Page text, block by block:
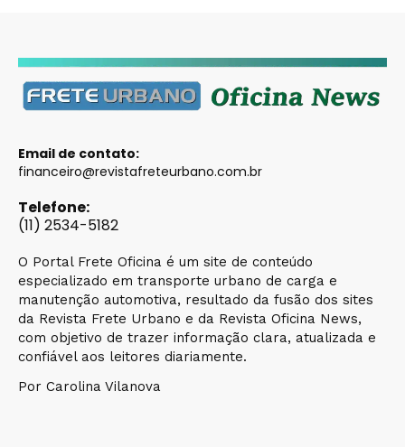
Email de contato:
financeiro@revistafreteurbano.com.br
Telefone:
(11) 2534-5182
O Portal Frete Oficina é um site de conteúdo
especializado em transporte urbano de carga e
manutenção automotiva, resultado da fusão dos sites
da Revista Frete Urbano e da Revista Oficina News,
com objetivo de trazer informação clara, atualizada e
confiável aos leitores diariamente.
Por Carolina Vilanova